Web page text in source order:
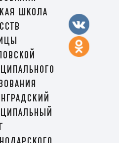
школа